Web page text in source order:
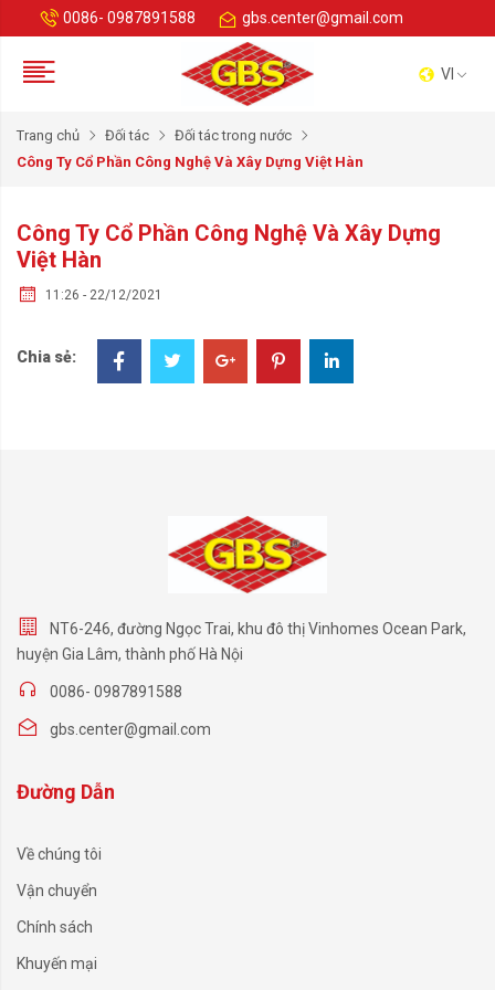
0086- 0987891588 gbs.center@gmail.com
VI
Trang chủ Đối tác
Đối tác trong nước
Công Ty Cổ Phần Công Nghệ Và Xây Dựng Việt Hàn
Công Ty Cổ Phần Công Nghệ Và Xây Dựng
Việt Hàn
11:26 - 22/12/2021
Chia sẻ:
NT6-246, đường Ngọc Trai, khu đô thị Vinhomes Ocean Park,
huyện Gia Lâm, thành phố Hà Nội
0086- 0987891588
gbs.center@gmail.com
Đường Dẫn
Về chúng tôi
Vận chuyển
Chính sách
Khuyến mại